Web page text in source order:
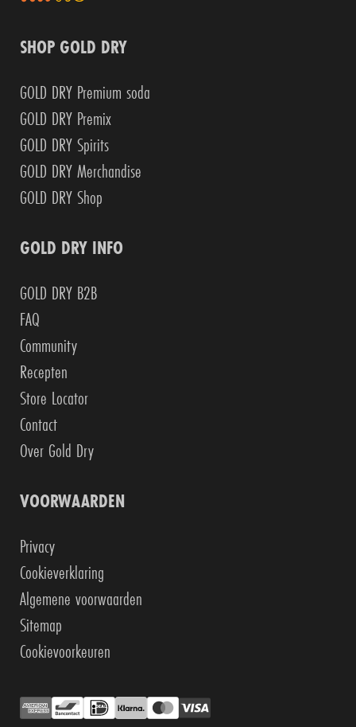
SHOP GOLD DRY
GOLD DRY Premium soda
GOLD DRY Premix
GOLD DRY Spirits
GOLD DRY Merchandise
GOLD DRY Shop
GOLD DRY INFO
GOLD DRY B2B
FAQ
Community
Recepten
Store Locator
Contact
Over Gold Dry
VOORWAARDEN
Privacy
Cookieverklaring
Algemene voorwaarden
Sitemap
Cookievoorkeuren